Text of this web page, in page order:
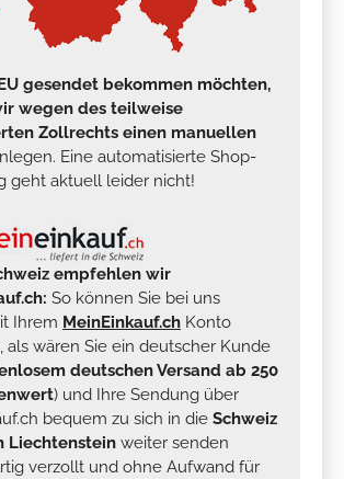
gesendet bekommen möchten,
wegen des teilweise
Zollrechts einen manuellen
Eine automatisierte Shop-
geht aktuell leider nicht!
empfehlen wir
So können Sie bei uns
Ihrem MeinEinkauf.ch Konto
als wären Sie ein deutscher Kunde
deutschen Versand ab 250
) und Ihre Sendung über
bequem zu sich in die Schweiz
Liechtenstein weiter senden
verzollt und ohne Aufwand für